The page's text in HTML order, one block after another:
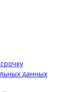
данных